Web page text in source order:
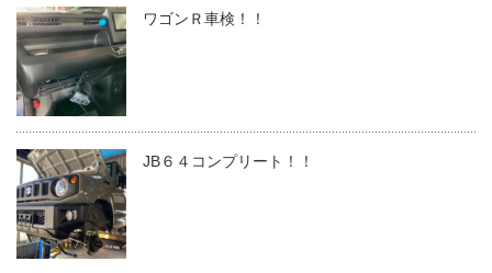
ワゴンＲ車検！！
JB６４コンプリート！！